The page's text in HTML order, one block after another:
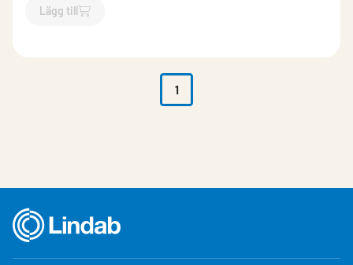
Lägg till
`$Lägg till
1